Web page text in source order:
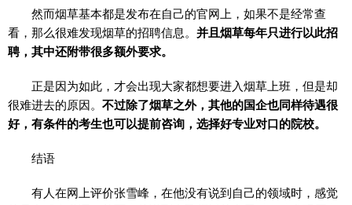
然而烟草基本都是发布在自己的官网上，如果不是经常查
看，那么很难发现烟草的招聘信息。 并且烟草每年只进行以此招
聘，其中还附带很多额外要求。
正是因为如此，才会出现大家都想要进入烟草上班，但是却
很难进去的原因。 不过除了烟草之外，其他的国企也同样待遇很
好，有条件的考生也可以提前咨询，选择好专业对口的院校。
结语
有人在网上评价张雪峰，在他没有说到自己的领域时，感觉